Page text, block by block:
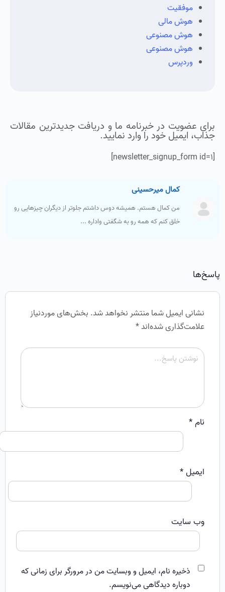
موفقیت
هوش مالی
هوش مصنوعی
هوش مصنوعی
وردپرس
برای عضویت در خبرنامه ما و دریافت جدیدترین مقالات
جذاب، ایمیل خود را وارد نمایید.
[newsletter_signup_form id=1]
کمال میرحسینی
من کمال هستم. همیشه دوس داشتم جلوتر از دیگران چیزهایی رو
خلق کنم که همه رو به شگفتی واداره ...
پاسخ‌ها
نشانی ایمیل شما منتشر نخواهد شد. بخش‌های موردنیاز
علامت‌گذاری شده‌اند*
نام*
ایمیل*
وب‌ سایت
ذخیره نام، ایمیل و وبسایت من در مرورگر برای زمانی که
دوباره دیدگاهی می‌نویسم.